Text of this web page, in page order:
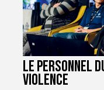
Le personnel
violence